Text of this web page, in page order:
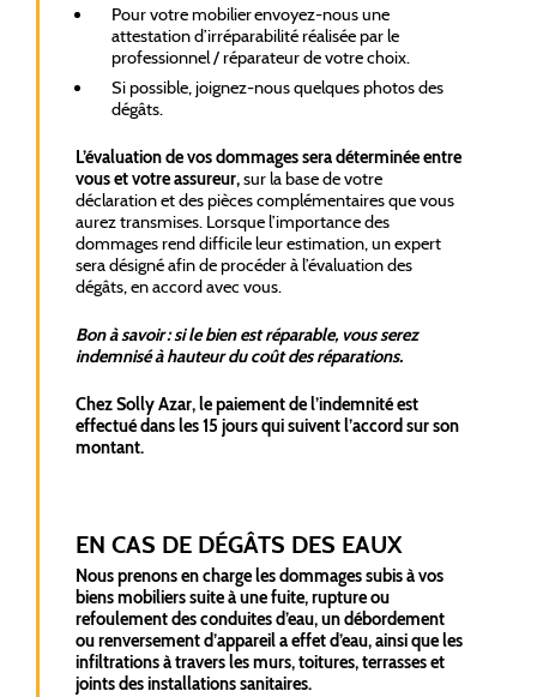
Pour votre mobilier envoyez-nous une
attestation d’irréparabilité réalisée par le
professionnel / réparateur de votre choix.
Si possible, joignez-nous quelques photos des
dégâts.
L’évaluation de vos dommages sera déterminée entre
vous et votre assureur,sur la base de votre
déclaration et des pièces complémentaires que vous
aurez transmises. Lorsque l’importance des
dommages rend difficile leur estimation, un expert
sera désigné afin de procéder à l’évaluation des
dégâts, en accord avec vous.
Bon à savoir : si le bien est réparable, vous serez
indemnisé à hauteur du coût des réparations.
Chez Solly Azar, le paiement de l’indemnité est
effectué dans les 15 jours qui suivent l’accord sur son
montant.
EN CAS DE DÉGÂTS DES EAUX
Nous prenons en charge les dommages subis à vos
biens mobiliers suite à une fuite, rupture ou
refoulement des conduites d’eau, un débordement
ou renversement d’appareil a effet d’eau, ainsi que les
infiltrations à travers les murs, toitures, terrasses et
joints des installations sanitaires.